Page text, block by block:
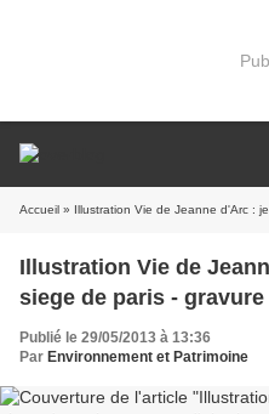
Accueil » Illustration Vie de Jeanne d'Arc :
Illustration Vie de
siege de paris -
Publié le 29/05/2013 à 13:36
Par Environnement et Patrimoine